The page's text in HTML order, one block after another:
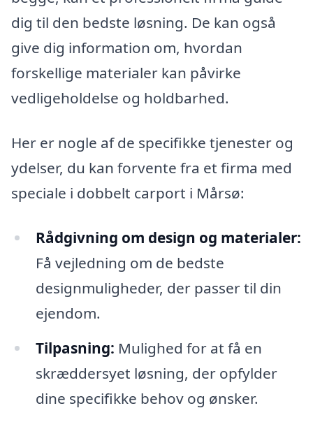
dig til den bedste løsning. De kan også
give dig information om, hvordan
forskellige materialer kan påvirke
vedligeholdelse og holdbarhed.
Her er nogle af de specifikke tjenester og
ydelser, du kan forvente fra et firma med
speciale i dobbelt carport i Mårsø:
Rådgivning om design og materialer:
Få vejledning om de bedste
designmuligheder, der passer til din
ejendom.
Tilpasning: Mulighed for at få en
skræddersyet løsning, der opfylder
dine specifikke behov og ønsker.